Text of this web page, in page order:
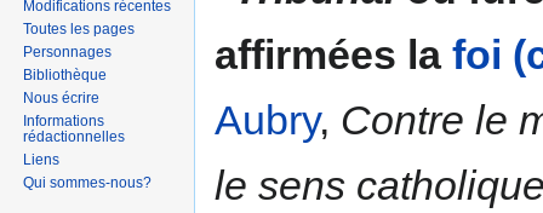
navigation
recherche
affirmées la foi
Aubry, Contre le
le sens
Modifications récentes
Toutes les pages
Personnages
Bibliothèque
Nous écrire
Informations
rédactionnelles
Liens
Qui sommes-nous?